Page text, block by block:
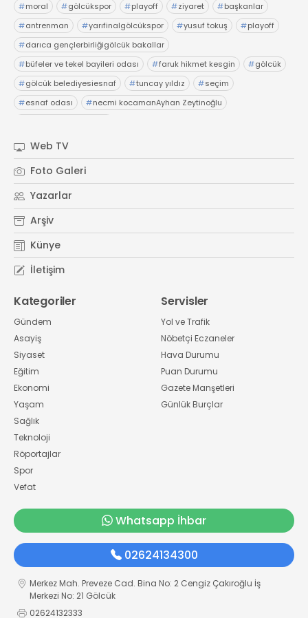
#moral #gölcükspor #playoff #ziyaret #başkanlar
#antrenman #yarıfinalgölcükspor #yusuf tokuş #playoff
#darıca gençlerbirliğigölcük bakallar
#büfeler ve tekel bayileri odası #faruk hikmet kesgin #gölcük
#gölcük belediyesiesnaf #tuncay yıldız #seçim
#esnaf odası #necmi kocamanAyhan Zeytinoğlu
Web TV
Foto Galeri
Yazarlar
Arşiv
Künye
İletişim
Kategoriler
Gündem
Asayiş
Siyaset
Eğitim
Ekonomi
Yaşam
Sağlık
Teknoloji
Röportajlar
Spor
Vefat
Servisler
Yol ve Trafik
Nöbetçi Eczaneler
Hava Durumu
Puan Durumu
Gazete Manşetleri
Günlük Burçlar
Whatsapp İhbar
02624134300
Merkez Mah. Preveze Cad. Bina No: 2 Cengiz Çakıroğlu İş
Merkezi No: 21 Gölcük
02624132333